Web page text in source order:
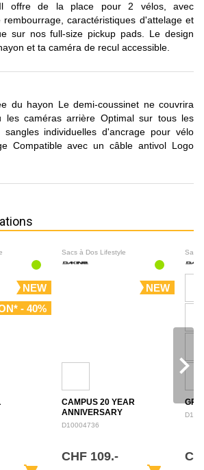
offre de la place pour 2 vélos, avec
caractéristiques d'attelage et
sur nos full-size pickup pads. Le design
et ta caméra de recul accessible.
du hayon Le demi-coussinet ne couvrira
les caméras arrière Optimal sur tous les
individuelles d'ancrage pour vélo
Compatible avec un câble antivol Logo
NEW
- 40%
Sacs à Dos Lifestyle
NEW
CAMPUS 20 YEAR
ANNIVERSARY
BACKPACK 28L
D10004736
CHF 109.-
Sacs
navigate_next